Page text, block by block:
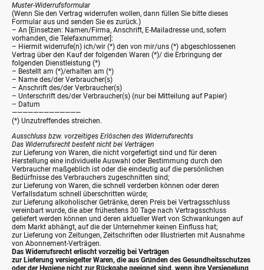
Muster-Widerrufsformular
(Wenn Sie den Vertrag widerrufen wollen, dann füllen Sie bitte dieses
Formular aus und senden Sie es zurück.)
– An [Einsetzen: Namen/Firma, Anschrift, E-Mailadresse und, sofern
vorhanden, die Telefaxnummer]:
– Hiermit widerrufe(n) ich/wir (*) den von mir/uns (*) abgeschlossenen
Vertrag über den Kauf der folgenden Waren (*)/ die Erbringung der
folgenden Dienstleistung (*)
– Bestellt am (*)/erhalten am (*)
– Name des/der Verbraucher(s)
– Anschrift des/der Verbraucher(s)
– Unterschrift des/der Verbraucher(s) (nur bei Mitteilung auf Papier)
– Datum
—————————————
(*) Unzutreffendes streichen.
Ausschluss bzw. vorzeitiges Erlöschen des Widerrufsrechts
Das Widerrufsrecht besteht nicht bei Verträgen
zur Lieferung von Waren, die nicht vorgefertigt sind und für deren
Herstellung eine individuelle Auswahl oder Bestimmung durch den
Verbraucher maßgeblich ist oder die eindeutig auf die persönlichen
Bedürfnisse des Verbrauchers zugeschnitten sind;
zur Lieferung von Waren, die schnell verderben können oder deren
Verfallsdatum schnell überschritten würde;
zur Lieferung alkoholischer Getränke, deren Preis bei Vertragsschluss
vereinbart wurde, die aber frühestens 30 Tage nach Vertragsschluss
geliefert werden können und deren aktueller Wert von Schwankungen auf
dem Markt abhängt, auf die der Unternehmer keinen Einfluss hat;
zur Lieferung von Zeitungen, Zeitschriften oder Illustrierten mit Ausnahme
von Abonnement-Verträgen.
Das Widerrufsrecht erlischt vorzeitig bei Verträgen
zur Lieferung versiegelter Waren, die aus Gründen des Gesundheitsschutzes
oder der Hygiene nicht zur Rückgabe geeignet sind, wenn ihre Versiegelung